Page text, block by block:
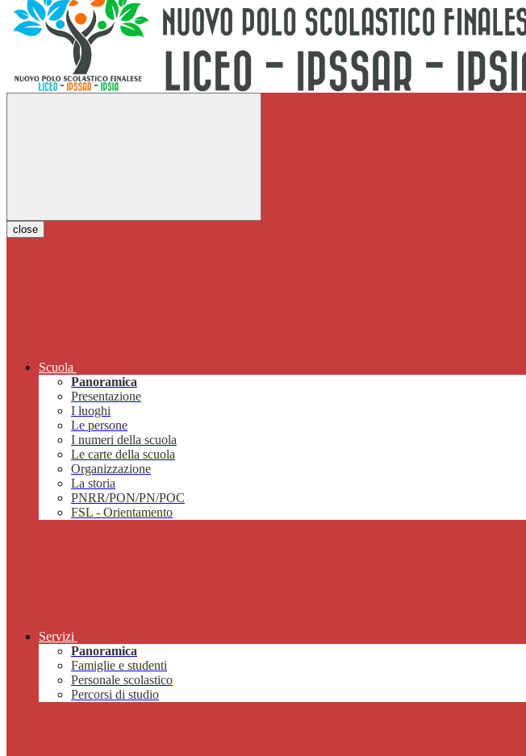
close
Scuola
Panoramica
Presentazione
I luoghi
Le persone
I numeri della scuola
Le carte della scuola
Organizzazione
La storia
PNRR/PON/PN/POC
FSL - Orientamento
Servizi
Panoramica
Famiglie e studenti
Personale scolastico
Percorsi di studio